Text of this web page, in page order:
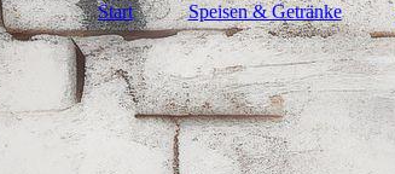
Start Speisen & Getränke